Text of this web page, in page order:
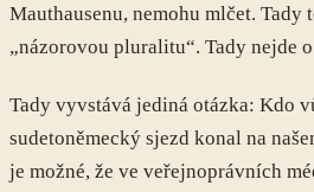
Mauthausenu, nemohu mlčet. Tady
„názorovou pluralitu“. Tady nejde
Tady vyvstává jediná otázka: Kdo
sudetoněmecký sjezd konal na
je možné, že ve veřejnoprávních